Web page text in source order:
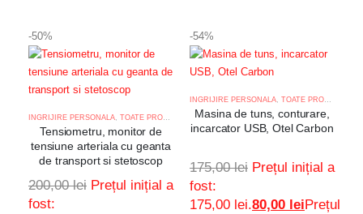
-50%
INGRIJIRE PERSONALA, TOATE PRODUSELE
Tensiometru, monitor de
tensiune arteriala cu geanta
de transport si stetoscop
200,00lei Prețul inițial a
fost:
-54%
INGRIJIRE PERSONALA, TOATE PRODUSELE
Masina de tuns, conturare,
incarcator USB, Otel Carbon
175,00lei Prețul inițial a
fost:
175,00 lei.80,00 lei Prețul